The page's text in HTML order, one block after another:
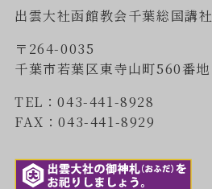
出雲大社函館教会千葉総国講社
〒264-0035
千葉市若葉区東寺山町560番地
TEL：043-441-8928
FAX：043-441-8929